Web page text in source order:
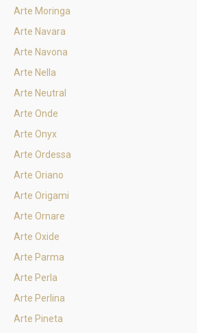
Arte Moringa
Arte Navara
Arte Navona
Arte Nella
Arte Neutral
Arte Onde
Arte Onyx
Arte Ordessa
Arte Oriano
Arte Origami
Arte Ornare
Arte Oxide
Arte Parma
Arte Perla
Arte Perlina
Arte Pineta